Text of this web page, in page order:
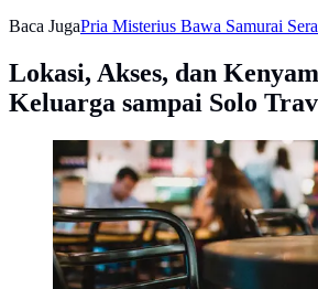
Baca JugaPria Misterius Bawa Samurai
Lokasi, Akses, dan
Keluarga sampai Solo